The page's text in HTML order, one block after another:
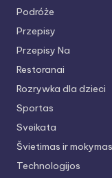
Podróże
Przepisy
Przepisy Na
Restoranai
Rozrywka dla dzieci
Sportas
Sveikata
Švietimas ir
Technologijos